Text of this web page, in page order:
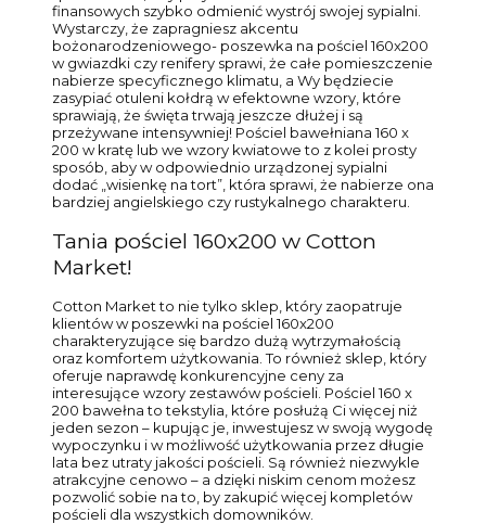
finansowych szybko odmienić wystrój swojej sypialni.
Wystarczy, że zapragniesz akcentu
bożonarodzeniowego- poszewka na pościel 160x200
w gwiazdki czy renifery sprawi, że całe pomieszczenie
nabierze specyficznego klimatu, a Wy będziecie
zasypiać otuleni kołdrą w efektowne wzory, które
sprawiają, że święta trwają jeszcze dłużej i są
przeżywane intensywniej! Pościel bawełniana 160 x
200 w kratę lub we wzory kwiatowe to z kolei prosty
sposób, aby w odpowiednio urządzonej sypialni
dodać „wisienkę na tort”, która sprawi, że nabierze ona
bardziej angielskiego czy rustykalnego charakteru.
Tania pościel 160x200 w Cotton
Market!
Cotton Market to nie tylko sklep, który zaopatruje
klientów w poszewki na pościel 160x200
charakteryzujące się bardzo dużą wytrzymałością
oraz komfortem użytkowania. To również sklep, który
oferuje naprawdę konkurencyjne ceny za
interesujące wzory zestawów pościeli. Pościel 160 x
200 bawełna to tekstylia, które posłużą Ci więcej niż
jeden sezon – kupując je, inwestujesz w swoją wygodę
wypoczynku i w możliwość użytkowania przez długie
lata bez utraty jakości pościeli. Są również niezwykle
atrakcyjne cenowo – a dzięki niskim cenom możesz
pozwolić sobie na to, by zakupić więcej kompletów
pościeli dla wszystkich domowników.